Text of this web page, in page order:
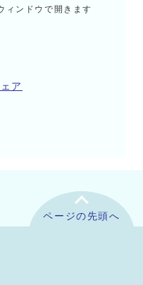
ィンドウで開きます
ア
ページの先頭へ